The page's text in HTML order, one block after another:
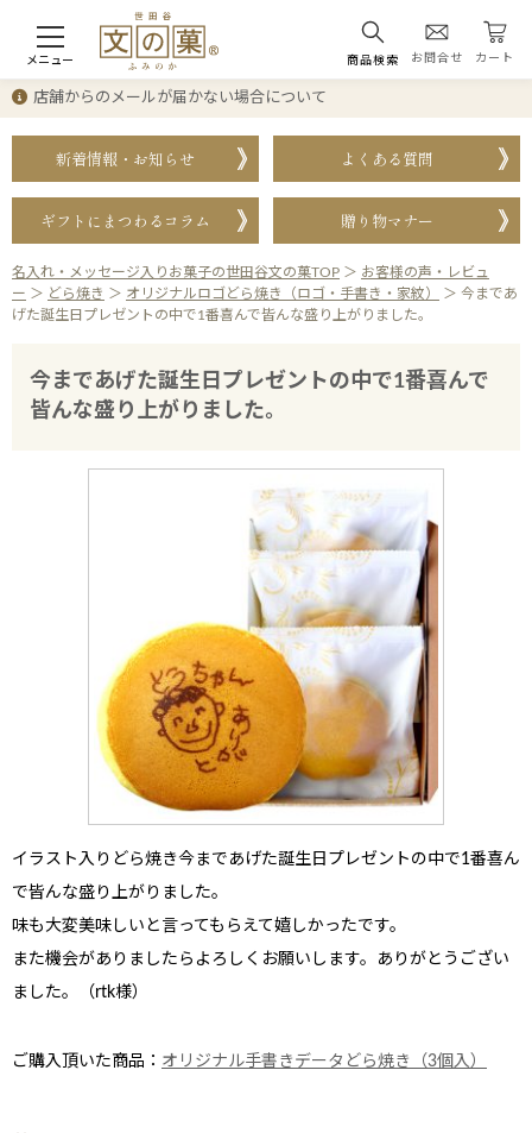
メニュー 商品検索 お問合せ カート
店舗からのメールが届かない場合について
新着情報・お知らせ よくある質問
ギフトにまつわるコラム 贈り物マナー
名入れ・メッセージ入りお菓子の世田谷文の菓TOP ＞ お客様の声・レビュ
ー ＞ どら焼き ＞ オリジナルロゴどら焼き（ロゴ・手書き・家紋） ＞ 今まであ
げた誕生日プレゼントの中で1番喜んで皆んな盛り上がりました。
今まであげた誕生日プレゼントの中で1番喜んで
皆んな盛り上がりました。
イラスト入りどら焼き今まであげた誕生日プレゼントの中で1番喜ん
で皆んな盛り上がりました。
味も大変美味しいと言ってもらえて嬉しかったです。
また機会がありましたらよろしくお願いします。ありがとうござい
ました。（rtk様）
ご購入頂いた商品： オリジナル手書きデータどら焼き（3個入）